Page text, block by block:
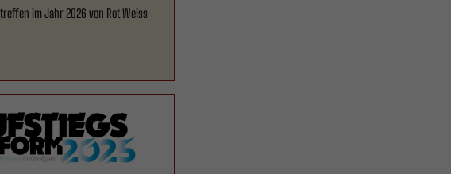
im Jahr 2026 von Rot Weiss